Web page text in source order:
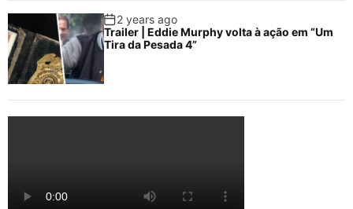
2 years ago
Trailer | Eddie Murphy volta à ação em “Um
Tira da Pesada 4”